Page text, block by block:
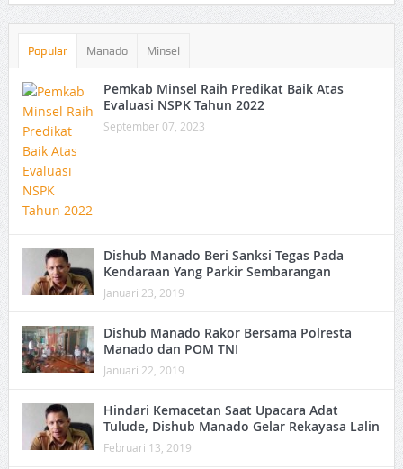
Popular Manado Minsel
Pemkab Minsel Raih Predikat Baik Atas
Evaluasi NSPK Tahun 2022
September 07, 2023
Dishub Manado Beri Sanksi Tegas Pada
Kendaraan Yang Parkir Sembarangan
Januari 23, 2019
Dishub Manado Rakor Bersama Polresta
Manado dan POM TNI
Januari 22, 2019
Hindari Kemacetan Saat Upacara Adat
Tulude, Dishub Manado Gelar Rekayasa Lalin
Februari 13, 2019